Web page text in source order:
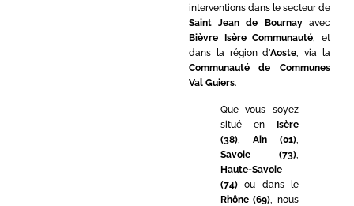
interventions dans le secteur de
Saint Jean de Bournayavec
Bièvre Isère Communauté, et
dans la région d’Aoste, via la
Communauté de Communes
Val Guiers.
Que vous soyez
situé en Isère
(38), Ain (01)
Savoie (73)
Haute-Savoie
(74)ou dans le
Rhône (69) , nous